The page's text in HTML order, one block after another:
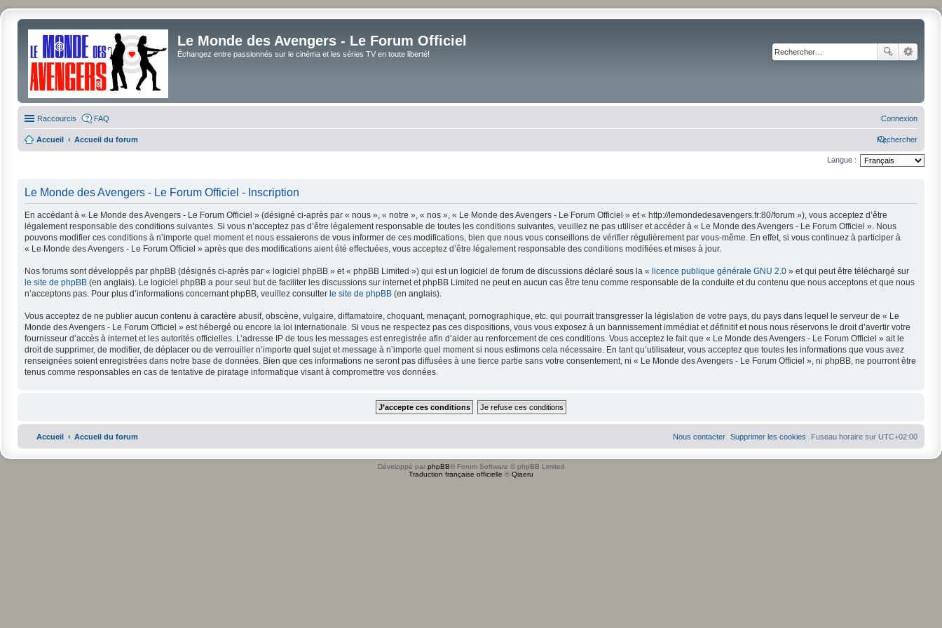
Le Monde des Avengers - Le Forum Officiel
Échangez entre passionnés sur le cinéma et les séries TV en toute liberté!
Raccourcis FAQ Connexion
Accueil Accueil du forum Rechercher
Langue :
Le Monde des Avengers - Le Forum Officiel - Inscription
En accédant à « Le Monde des Avengers - Le Forum Officiel » (désigné ci-après par « nous », « notre », « nos », « Le Monde des Avengers - Le Forum Officiel » et « http://lemondedesavengers.fr:80/forum »), vous acceptez d’être
légalement responsable des conditions suivantes. Si vous n’acceptez pas d’être légalement responsable de toutes les conditions suivantes, veuillez ne pas utiliser et accéder à « Le Monde des Avengers - Le Forum Officiel ». Nous
pouvons modifier ces conditions à n’importe quel moment et nous essaierons de vous informer de ces modifications, bien que nous vous conseillons de vérifier régulièrement par vous-même. En effet, si vous continuez à participer à
« Le Monde des Avengers - Le Forum Officiel » après que des modifications aient été effectuées, vous acceptez d’être légalement responsable des conditions modifiées et mises à jour.
Nos forums sont développés par phpBB (désignés ci-après par « logiciel phpBB » et « phpBB Limited ») qui est un logiciel de forum de discussions déclaré sous la « licence publique générale GNU 2.0 » et qui peut être téléchargé sur
le site de phpBB (en anglais). Le logiciel phpBB a pour seul but de faciliter les discussions sur internet et phpBB Limited ne peut en aucun cas être tenu comme responsable de la conduite et du contenu que nous acceptons et que nous
n’acceptons pas. Pour plus d’informations concernant phpBB, veuillez consulter le site de phpBB (en anglais).
Vous acceptez de ne publier aucun contenu à caractère abusif, obscène, vulgaire, diffamatoire, choquant, menaçant, pornographique, etc. qui pourrait transgresser la législation de votre pays, du pays dans lequel le serveur de « Le
Monde des Avengers - Le Forum Officiel » est hébergé ou encore la loi internationale. Si vous ne respectez pas ces dispositions, vous vous exposez à un bannissement immédiat et définitif et nous nous réservons le droit d’avertir votre
fournisseur d’accès à internet et les autorités officielles. L’adresse IP de tous les messages est enregistrée afin d’aider au renforcement de ces conditions. Vous acceptez le fait que « Le Monde des Avengers - Le Forum Officiel » ait le
droit de supprimer, de modifier, de déplacer ou de verrouiller n’importe quel sujet et message à n’importe quel moment si nous estimons cela nécessaire. En tant qu’utilisateur, vous acceptez que toutes les informations que vous avez
renseignées soient enregistrées dans notre base de données. Bien que ces informations ne seront pas diffusées à une tierce partie sans votre consentement, ni « Le Monde des Avengers - Le Forum Officiel », ni phpBB, ne pourront être
tenus comme responsables en cas de tentative de piratage informatique visant à compromettre vos données.
Accueil Accueil du forum Fuseau horaire sur UTC+02:00
Supprimer les cookies
Nous contacter
Développé par phpBB® Forum Software © phpBB Limited
Traduction française officielle © Qiaeru